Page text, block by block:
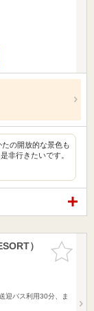
の開放的な景色も
非行きたいです。
お気に入
りに追加
）
迎バス利用30分、ま